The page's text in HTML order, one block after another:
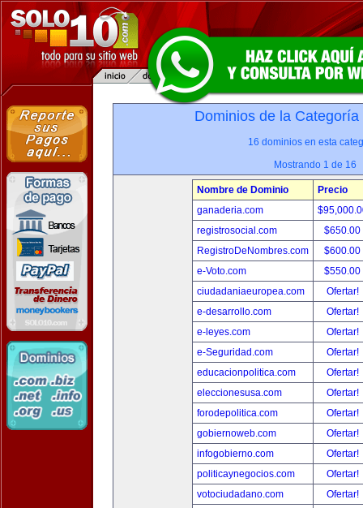
Dominios de la
16 dominios en esta
Mostrando 1 de 16
Nombre de Dominio
Precio
ganaderia.com
registrosocial.com
$650.00
RegistroDeNombres.com
$600.00
e-Voto.com
$550.00
ciudadaniaeuropea.com
Ofertar!
e-desarrollo.com
Ofertar!
e-leyes.com
Ofertar!
e-Seguridad.com
Ofertar!
educacionpolitica.com
Ofertar!
eleccionesusa.com
Ofertar!
forodepolitica.com
Ofertar!
gobiernoweb.com
Ofertar!
infogobierno.com
Ofertar!
politicaynegocios.com
Ofertar!
votociudadano.com
Ofertar!